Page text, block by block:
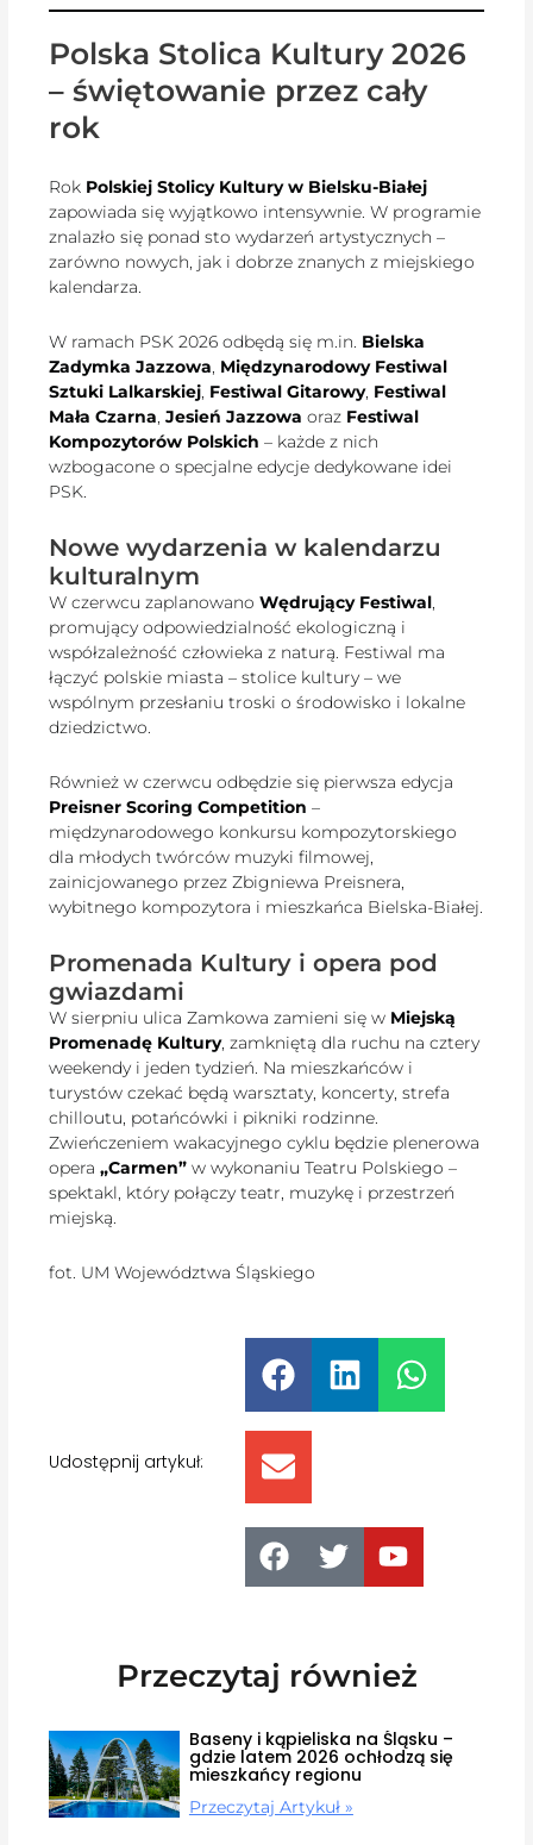
Polska Stolica Kultury 2026
– świętowanie przez cały
rok
Rok Polskiej Stolicy Kultury w Bielsku-Białej
zapowiada się wyjątkowo intensywnie. W programie
znalazło się ponad sto wydarzeń artystycznych –
zarówno nowych, jak i dobrze znanych z miejskiego
kalendarza.
W ramach PSK 2026 odbędą się m.in. Bielska
Zadymka Jazzowa, Międzynarodowy Festiwal
Sztuki Lalkarskiej, Festiwal Gitarowy, Festiwal
Mała Czarna,Jesień Jazzowa oraz Festiwal
Kompozytorów Polskich – każde z nich
wzbogacone o specjalne edycje dedykowane idei
PSK.
Nowe wydarzenia w kalendarzu
kulturalnym
W czerwcu zaplanowanoWędrujący Festiwal,
promujący odpowiedzialność ekologiczną i
współzależność człowieka z naturą. Festiwal ma
łączyć polskie miasta – stolice kultury – we
wspólnym przesłaniu troski o środowisko i lokalne
dziedzictwo.
Również w czerwcu odbędzie się pierwsza edycja
Preisner Scoring Competition –
międzynarodowego konkursu kompozytorskiego
dla młodych twórców muzyki filmowej,
zainicjowanego przez Zbigniewa Preisnera,
wybitnego kompozytora i mieszkańca Bielska-Białej.
Promenada Kultury i opera pod
gwiazdami
W sierpniu ulica Zamkowa zamieni się w Miejską
Promenadę Kultury, zamkniętą dla ruchu na cztery
weekendy i jeden tydzień. Na mieszkańców i
turystów czekać będą warsztaty, koncerty, strefa
chilloutu, potańcówki i pikniki rodzinne.
Zwieńczeniem wakacyjnego cyklu będzie plenerowa
opera„Carmen” w wykonaniu Teatru Polskiego –
spektakl, który połączy teatr, muzykę i przestrzeń
miejską.
fot. UM Województwa Śląskiego
Udostępnij artykuł:
Przeczytaj również
Baseny i kąpieliska na Śląsku –
gdzie latem 2026 ochłodzą się
mieszkańcy regionu
Przeczytaj Artykuł »